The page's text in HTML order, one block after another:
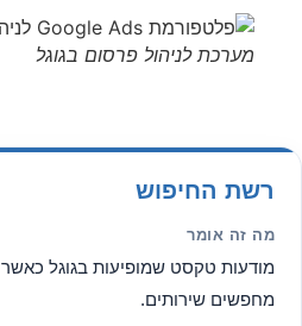
מערכת לניהול פרסום בגוגל
רשת החיפוש
מה זה אומר
מודעות טקסט שמופיעות בגוגל כאשר
מחפשים שירותים.